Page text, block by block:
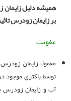
همیشه دلیل
بر زایمان زودرس
عفونت
معمولا زایمان
توسط باکتری
آب و زایمان